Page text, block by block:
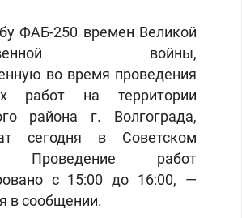
ФАБ-250 времен Великой
войны,
во время проведения
работ на территории
района г. Волгограда,
сегодня в Советском
Проведение работ
с 15:00 до 16:00, —
в сообщении.